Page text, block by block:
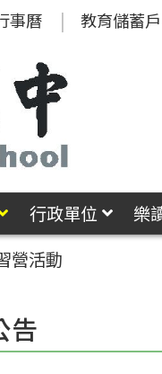
事曆 教育儲蓄戶
行政單位 樂
營活動
告